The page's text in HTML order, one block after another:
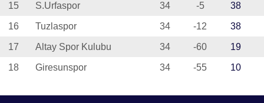
15 S.Urfaspor 34 -5 38
16 Tuzlaspor 34 -12 38
17 Altay Spor Kulubu 34 -60 19
18 Giresunspor 34 -55 10